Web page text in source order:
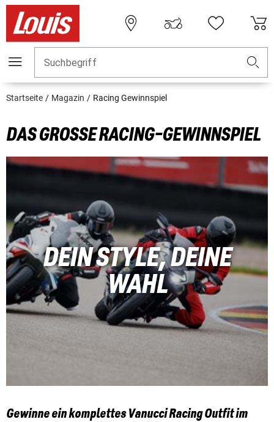
Suchbegriff
Startseite Magazin Racing Gewinnspiel
DAS GROSSE RACING-GEWINNSPIEL
DEIN STYLE, DEINE
WAHL
Gewinne ein komplettes Vanucci Racing Outfit im